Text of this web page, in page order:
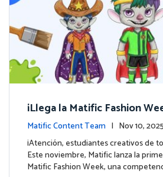
¡Llega la Matific Fashion
ximo look de nuestros
Matific Content Team | Nov 10,
entos
¡Atención, estudiantes creativos de
Este noviembre, Matific lanza la
Matific Fashion Week, una